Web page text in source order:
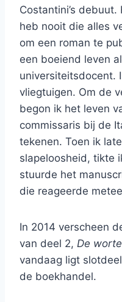
Costantini’s
heb nooit die alles
om een roman te
een boeiend leven
universiteitsdocent.
vliegtuigen. Om de
begon ik het leven
commissaris bij de
tekenen. Toen ik
slapeloosheid, tikte
stuurde het
die reageerde
In 2014 verscheen
van deel 2, De
vandaag ligt slotdeel
de boekhandel.